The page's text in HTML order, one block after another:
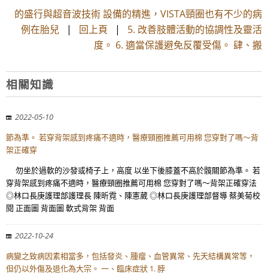
的盛行與超音波技術 設備的精進，VISTA頸圈也有不少的病
例在胎兒 | 回上頁 | 5. 改善肢體活動的協調性及靈活
度。 6. 適當保護避免反覆受傷。 肆、搬
相關知識
2022-05-10
節為準。 若穿背架感到疼痛不適時，醫療頸圈推薦可用棉 您穿對了嗎～背
架正確穿
勿坐於過軟的沙發或椅子上，高度 以坐下後膝蓋不高於髖關節為準。 若
穿背架感到疼痛不適時，醫療頸圈推薦可用棉 您穿對了嗎～背架正確穿法
◎林口長庚護理部護理長 陳昕霓、陳憲葳 ◎林口長庚護理部督導 蔡美菊校
閱 正面圖 背面圖 軟式背架 背面
2022-10-24
病變之致病因素相當多，包括發炎、腫瘤、血管異常、先天結構異常等，
但仍以外傷及退化為大宗。 一、臨床症狀 1. 脖